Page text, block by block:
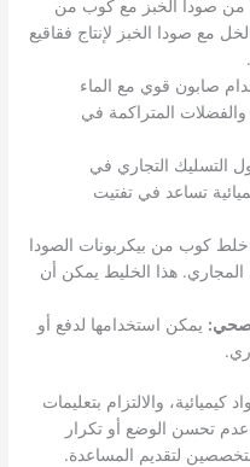
صودا الخبز مع كوب من
مع صودا الخبز لإنتاج فقاقيع
صابون قوي مع الماء
المتراكمة في
التسليك التجاري في
تساعد في تفتيت
كوب من بيكربونات الصودا
هذا الخليط يمكن أن
يمكن استخدامها لدفع أو
والالتزام بتعليمات
تحسن الوضع أو تكرار
لتقديم المساعدة.